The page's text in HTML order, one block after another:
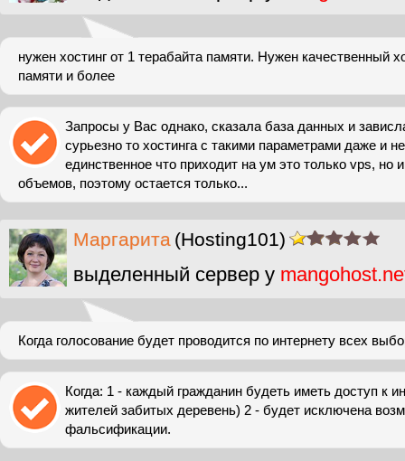
нужен хостинг от 1 терабайта памяти. Нужен качественный
памяти и более
Запросы у Вас однако, сказала база данных и
сурьезно то хостинга с такими параметрами даже и
единственное что приходит на ум это только vps, но
объемов, поэтому остается только...
Маргарита (Hosting101)
выделенный сервер у
Когда голосование будет проводится по интернету всех
Когда: 1 - каждый гражданин будеть иметь доступ к
жителей забитых деревень) 2 - будет исключена
фальсификации.